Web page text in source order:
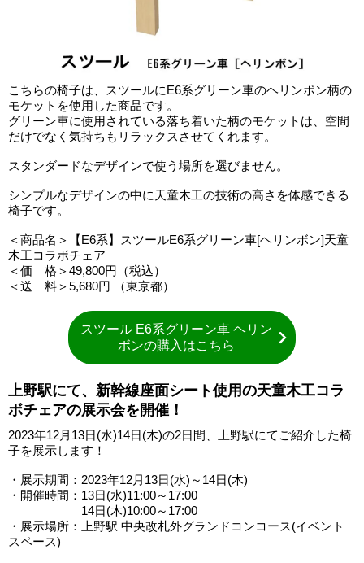
こちらの椅子は、スツールにE6系グリーン車のヘリンボン柄の
モケットを使用した商品です。
グリーン車に使用されている落ち着いた柄のモケットは、空間
だけでなく気持ちもリラックスさせてくれます。
スタンダードなデザインで使う場所を選びません。
シンプルなデザインの中に天童木工の技術の高さを体感できる
椅子です。
＜商品名＞【E6系】スツールE6系グリーン車[ヘリンボン]天童
木工コラボチェア
＜価 格＞49,800円（税込）
＜送 料＞5,680円 （東京都）
スツール E6系グリーン車 ヘリン
ボンの購入はこちら
上野駅にて、新幹線座面シート使用の天童木工コラ
ボチェアの展示会を開催！
2023年12月13日(水)14日(木)の2日間、上野駅にてご紹介した椅
子を展示します！
・展示期間：2023年12月13日(水)～14日(木)
・開催時間：13日(水)11:00～17:00
14日(木)10:00～17:00
・展示場所：上野駅 中央改札外グランドコンコース(イベント
スペース)